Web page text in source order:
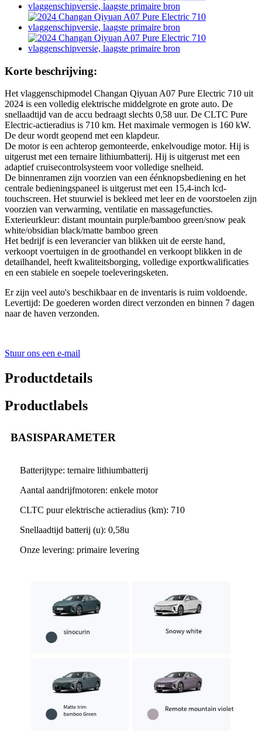
Korte beschrijving:
Het vlaggenschipmodel Changan Qiyuan A07 Pure Electric 710 uit
2024 is een volledig elektrische middelgrote en grote auto. De
snellaadtijd van de accu bedraagt ​​slechts 0,58 uur. De CLTC Pure
Electric-actieradius is 710 km. Het maximale vermogen is 160 kW.
De deur wordt geopend met een klapdeur.
De motor is een achterop gemonteerde, enkelvoudige motor. Hij is
uitgerust met een ternaire lithiumbatterij. Hij is uitgerust met een
adaptief cruisecontrolsysteem voor volledige snelheid.
De binnenramen zijn voorzien van een éénknopsbediening en het
centrale bedieningspaneel is uitgerust met een 15,4-inch lcd-
touchscreen. Het stuurwiel is bekleed met leer en de voorstoelen zijn
voorzien van verwarming, ventilatie en massagefuncties.
Exterieurkleur: distant mountain purple/bamboo green/snow peak
white/obsidian black/matte bamboo green
Het bedrijf is een leverancier van blikken uit de eerste hand,
verkoopt voertuigen in de groothandel en verkoopt blikken in de
detailhandel, heeft kwaliteitsborging, volledige exportkwalificaties
en een stabiele en soepele toeleveringsketen.
Er zijn veel auto's beschikbaar en de inventaris is ruim voldoende.
Levertijd: De goederen worden direct verzonden en binnen 7 dagen
naar de haven verzonden.
Stuur ons een e-mail
Productdetails
Productlabels
BASISPARAMETER
Batterijtype: ternaire lithiumbatterij
Aantal aandrijfmotoren: enkele motor
CLTC puur elektrische actieradius (km): 710
Snellaadtijd batterij (u): 0,58u
Onze levering: primaire levering